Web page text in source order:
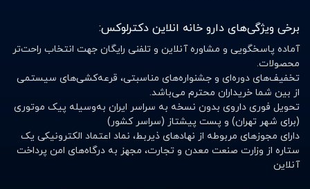
برخی ویژگی‌های دارو خانه انلاین دکترلوکس:
آماده پاسخگویی و مشاوره آنلاین و تلفنی رایگان جهت انتخاب راحت‌تر
محصولات.
تخفیف‌های دوره‌ای و جشنواره‌های مناسبتی، قرعه‌کشی‌های سیستمی
از بین شما خریداران محترم می‌باشد.
تحویل فوری داروی بدون نسخه به سراسر ایران به‌وسیله پیک موتوری
(برای شهر تهران) و پست پیشتاز (سراسر کشور)
دارای مجوزهای مربوطه از نهادهای ذیربط، نماد اعتماد الکترونیکی یک
ستاره از وزارت صنعت معدن و تجارت، مجهز به درگاه‌های امن پرداخت
آنلاین